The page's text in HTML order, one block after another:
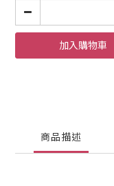
加入購物車
商品描述